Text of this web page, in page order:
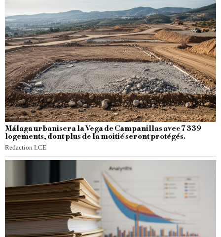
Málaga urbanisera la Vega de Campanillas avec 7 339
logements, dont plus de la moitié seront protégés.
Redaction LCE